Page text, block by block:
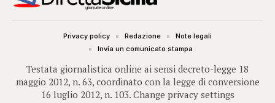
Testata giornalistica online ai sensi decreto-legge 18
maggio 2012, n. 63, coordinato con la legge di conversione
16 luglio 2012, n. 103. Change privacy settings
Privacy policy Redazione
Note legali
Invia un comunicato stampa